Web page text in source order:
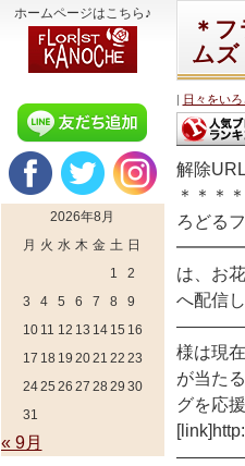
＊
ムズ
日々をい
解除
＊＊＊
ろどる
は、お
へ配信
様は現
が当た
グを応
ホームページはこちら♪
2026年8月
月 火 水 木 金 土 日
1
2
3
4 5 6 7 8
9
10 11 12 13 14 15 16
17 18 19 2021 22 23
2425 26 27 28 29 30
31
« 9月